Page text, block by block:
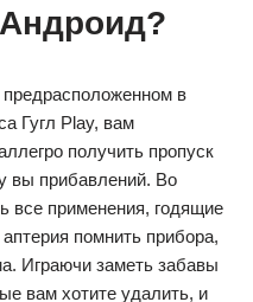
в
Гугл Play, вам
получить пропуск
вы прибавлений. Во
все применения, годящие
помнить прибора,
Играючи заметь забавы
вам хотите удалить, и